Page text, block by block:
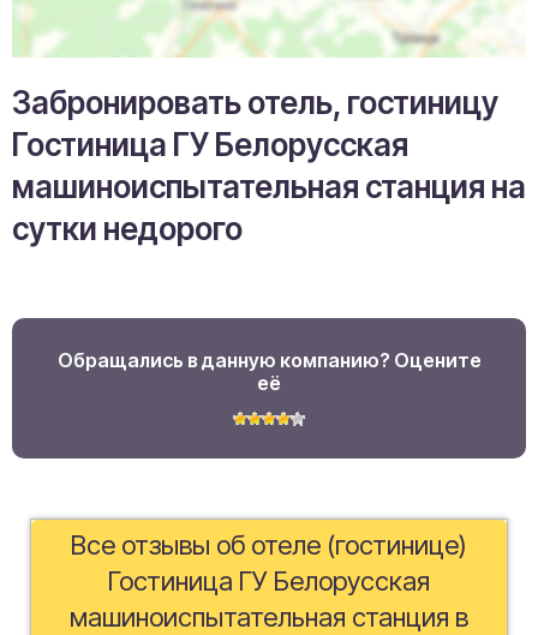
Забронировать отель, гостиницу
Гостиница ГУ Белорусская
машиноиспытательная станция на
сутки недорого
Обращались в данную компанию? Оцените
её
Все отзывы об отеле (гостинице)
Гостиница ГУ Белорусская
машиноиспытательная станция в